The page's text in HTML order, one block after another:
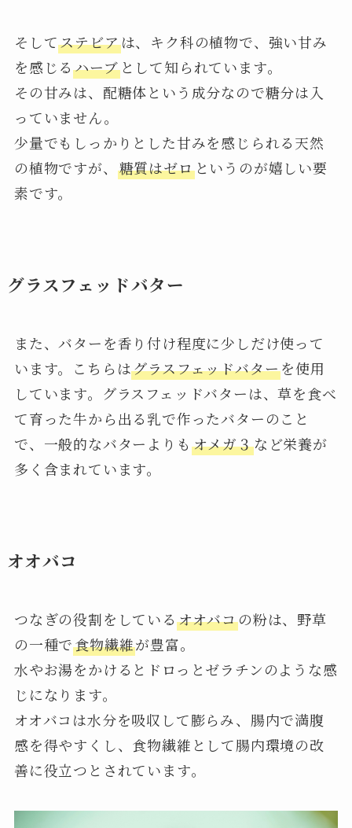
そしてステビアは、キク科の植物で、強い甘み
を感じるハーブとして知られています。
その甘みは、配糖体という成分なので糖分は入
っていません。
少量でもしっかりとした甘みを感じられる天然
の植物ですが、 糖質はゼロというのが嬉しい要
素です。
グラスフェッドバター
また、バターを香り付け程度に少しだけ使って
います。こちらはグラスフェッドバターを使用
しています。グラスフェッドバターは、草を食べ
て育った牛から出る乳で作ったバターのこと
で、一般的なバターよりも オメガ３など栄養が
多く含まれています。
オオバコ
つなぎの役割をしている オオバコの粉は、野草
の一種で食物繊維が豊富。
水やお湯をかけるとドロっとゼラチンのような感
じになります。
オオバコは水分を吸収して膨らみ、腸内で満腹
感を得やすくし、食物繊維として腸内環境の改
善に役立つとされています。